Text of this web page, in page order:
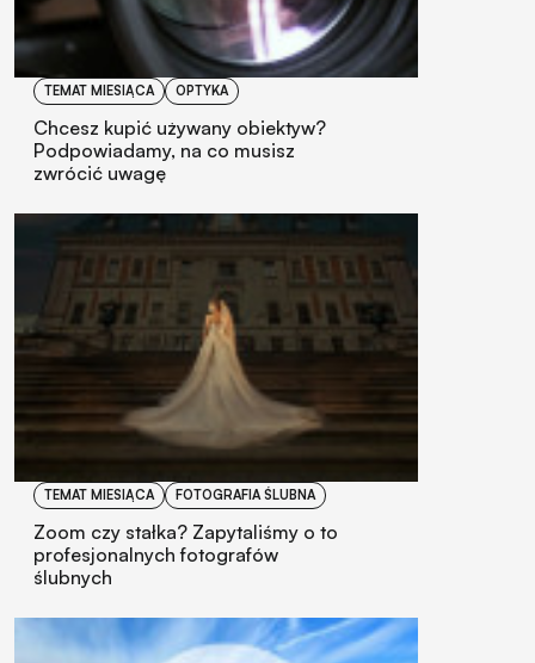
TEMAT MIESIĄCA OPTYKA
Chcesz kupić używany obiektyw?
Podpowiadamy, na co musisz
zwrócić uwagę
TEMAT MIESIĄCA FOTOGRAFIA ŚLUBNA
Zoom czy stałka? Zapytaliśmy o to
profesjonalnych fotografów
ślubnych